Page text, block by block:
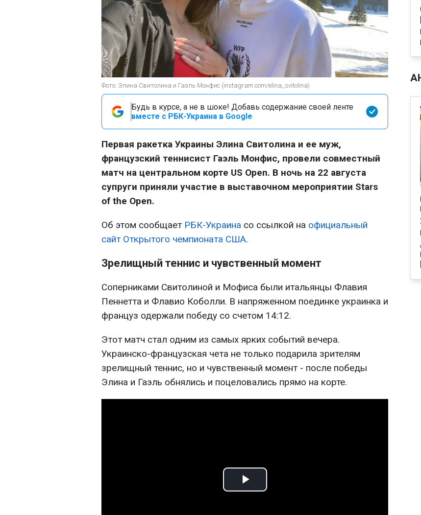
Фото: Элина Свитолина и Гаэль Монфис (instagram.com/elina_svitolina)
Будь в курсе, а не в шоке! Добавь содержание своей ленте
вместе с РБК-Украина в Google
Первая ракетка Украины Элина Свитолина и ее муж,
французский теннисист Гаэль Монфис, провели совместный
матч на центральном корте US Open. В ночь на 22 августа
супруги приняли участие в выставочном мероприятии Stars
of the Open.
Об этом сообщает РБК-Украина со ссылкой на официальный
сайт Открытого чемпионата США.
Зрелищный теннис и чувственный момент
Соперниками Свитолиной и Мофиса были итальянцы Флавия
Пеннетта и Флавио Коболли. В напряженном поединке украинка и
француз одержали победу со счетом 14:12.
Этот матч стал одним из самых ярких событий вечера.
Украинско-французская чета не только подарила зрителям
зрелищный теннис, но и чувственный момент - после победы
Элина и Гаэль обнялись и поцеловались прямо на корте.
Play